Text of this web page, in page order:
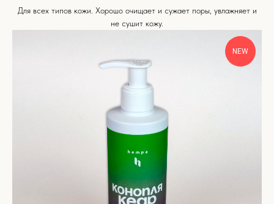
Для всех типов кожи. Хорошо очищает и сужает поры, увлажняет и
не сушит кожу.
NEW